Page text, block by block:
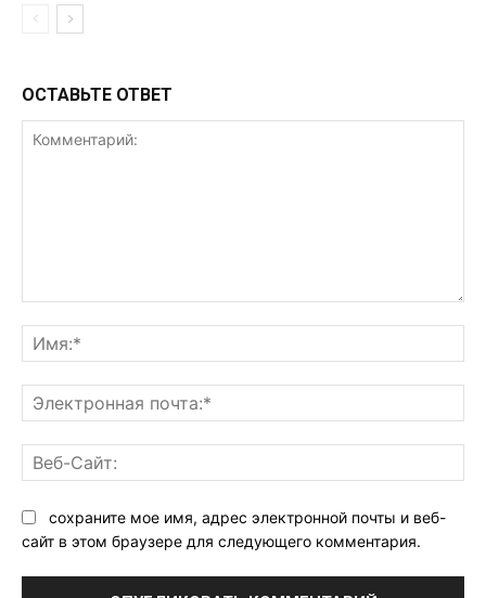
ОСТАВЬТЕ ОТВЕТ
сохраните мое имя, адрес электронной почты и веб-
сайт в этом браузере для следующего комментария.